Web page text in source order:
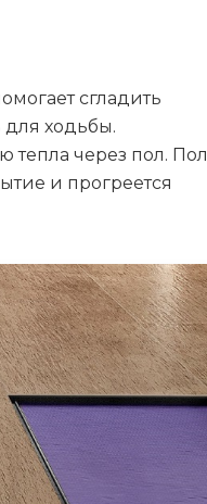
сгладить
для ходьбы.
тепла через пол. Пол
и прогреется